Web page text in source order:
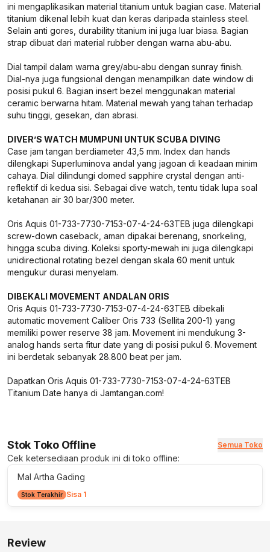
ini mengaplikasikan material titanium untuk bagian case. Material
titanium dikenal lebih kuat dan keras daripada stainless steel.
Selain anti gores, durability titanium ini juga luar biasa. Bagian
strap dibuat dari material rubber dengan warna abu-abu.
Dial tampil dalam warna grey/abu-abu dengan sunray finish.
Dial-nya juga fungsional dengan menampilkan date window di
posisi pukul 6. Bagian insert bezel menggunakan material
ceramic berwarna hitam. Material mewah yang tahan terhadap
suhu tinggi, gesekan, dan abrasi.
DIVER’S WATCH MUMPUNI UNTUK SCUBA DIVING
Case jam tangan berdiameter 43,5 mm. Index dan hands
dilengkapi Superluminova andal yang jagoan di keadaan minim
cahaya. Dial dilindungi domed sapphire crystal dengan anti-
reflektif di kedua sisi. Sebagai dive watch, tentu tidak lupa soal
ketahanan air 30 bar/300 meter.
Oris Aquis 01-733-7730-7153-07-4-24-63TEB juga dilengkapi
screw-down caseback, aman dipakai berenang, snorkeling,
hingga scuba diving. Koleksi sporty-mewah ini juga dilengkapi
unidirectional rotating bezel dengan skala 60 menit untuk
mengukur durasi menyelam.
DIBEKALI MOVEMENT ANDALAN ORIS
Oris Aquis 01-733-7730-7153-07-4-24-63TEB dibekali
automatic movement Caliber Oris 733 (Sellita 200-1) yang
memiliki power reserve 38 jam. Movement ini mendukung 3-
analog hands serta fitur date yang di posisi pukul 6. Movement
ini berdetak sebanyak 28.800 beat per jam.
Dapatkan Oris Aquis 01-733-7730-7153-07-4-24-63TEB
Titanium Date hanya di Jamtangan.com!
Stok Toko Offline Semua Toko
Cek ketersediaan produk ini di toko offline:
Mal Artha Gading
Stok Terakhir Sisa 1
Review